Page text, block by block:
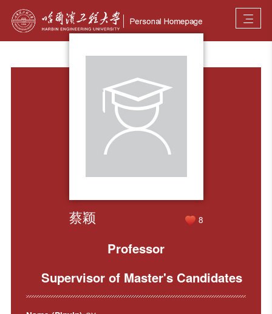
蔡颖 8
Professor
Supervisor of Master's Candidates